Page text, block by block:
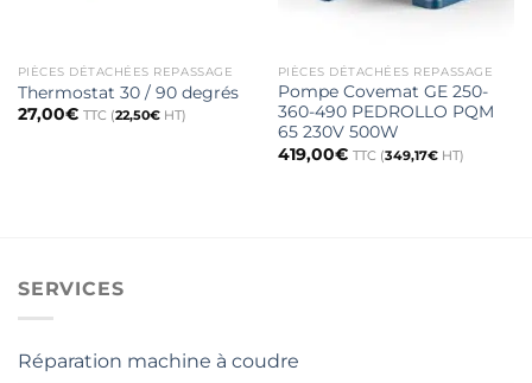
PIÈCES DÉTACHÉES REPASSAGE
Thermostat 30 / 90 degrés
27,00€ TTC (22,50€HT)
PIÈCES DÉTACHÉES REPASSAGE
Pompe Covemat GE 250-
360-490 PEDROLLO PQM
65 230V 500W
419,00€ TTC (349,17€HT)
SERVICES
Réparation machine à coudre